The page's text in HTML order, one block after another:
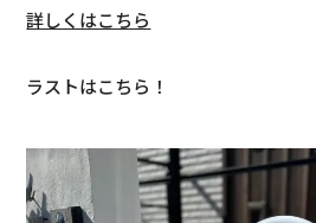
詳しくはこちら
ラストはこちら！